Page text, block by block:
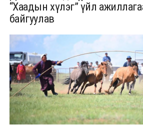
“Хаадын хүлэг” үйл
байгуулав